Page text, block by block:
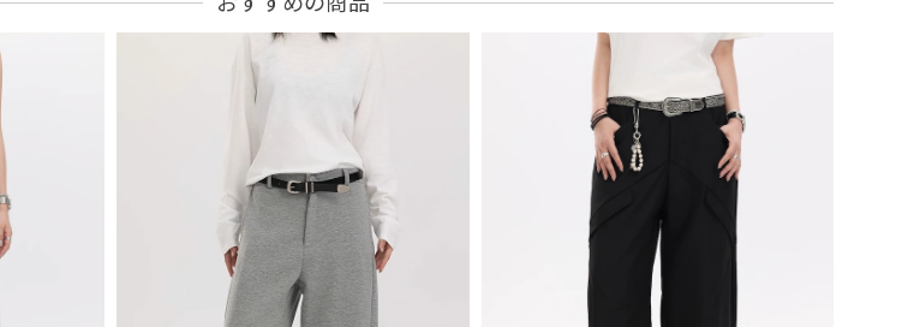
アムジャンバー / Hooded Stadium Jumper
ルドッグタグネックレス / NCLLW Original Dog Tag Necklace